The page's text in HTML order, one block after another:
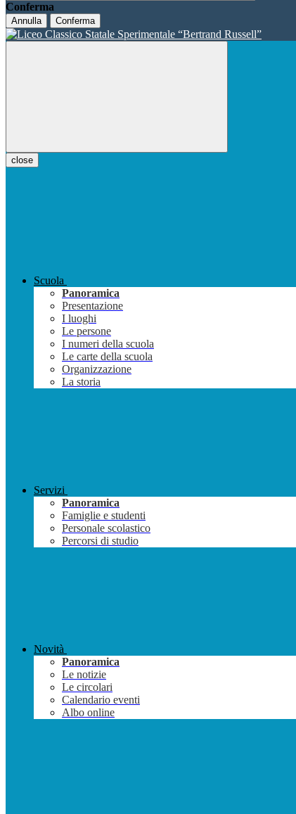
Conferma
Annulla Conferma
close
Scuola
Panoramica
Presentazione
I luoghi
Le persone
I numeri della scuola
Le carte della scuola
Organizzazione
La storia
Servizi
Panoramica
Famiglie e studenti
Personale scolastico
Percorsi di studio
Novità
Panoramica
Le notizie
Le circolari
Calendario eventi
Albo online